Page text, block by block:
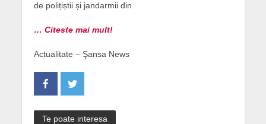
de polițiștii și jandarmii din
… Citeste mai mult!
Actualitate – Şansa News
Te poate interesa